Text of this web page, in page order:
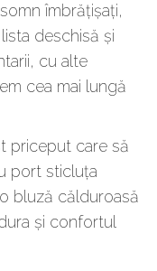
îmbrățișați,
deschisă și
cu alte
cea mai lungă
priceput care să
port sticluța
bluză călduroasă
și confortul